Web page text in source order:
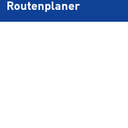
Routenplaner